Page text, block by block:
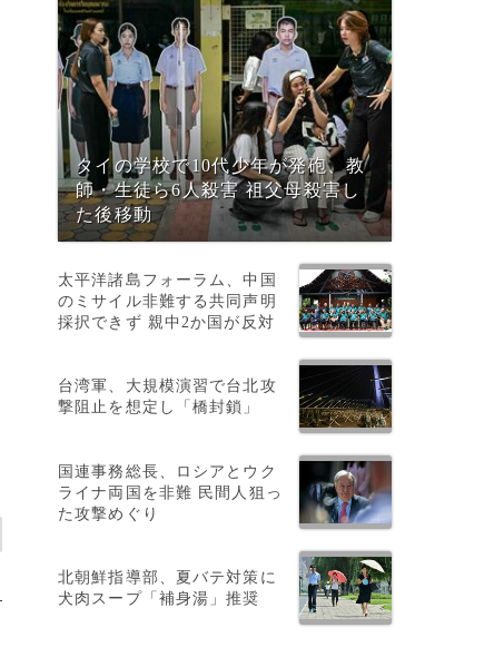
タイの学校で10代少年が発砲、教
師・生徒ら6人殺害 祖父母殺害し
た後移動
太平洋諸島フォーラム、中国
のミサイル非難する共同声明
採択できず 親中2か国が反対
台湾軍、大規模演習で台北攻
撃阻止を想定し「橋封鎖」
国連事務総長、ロシアとウク
ライナ両国を非難 民間人狙っ
た攻撃めぐり
北朝鮮指導部、夏バテ対策に
犬肉スープ「補身湯」推奨